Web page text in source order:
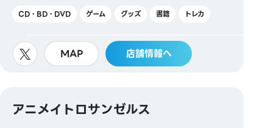
CD・BD・DVD ゲーム グッズ 書籍 トレカ
MAP 店舗情報へ
アニメイトロサンゼルス